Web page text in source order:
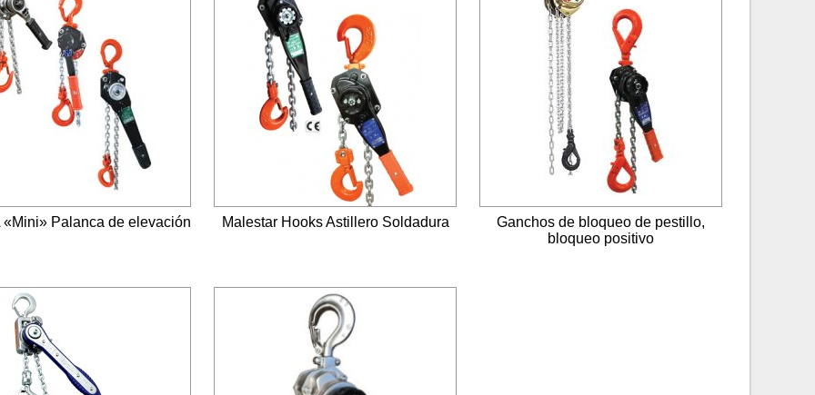
«Mini» Palanca de elevación Malestar Hooks Astillero Soldadura
Ganchos de bloqueo de pestillo,
bloqueo positivo